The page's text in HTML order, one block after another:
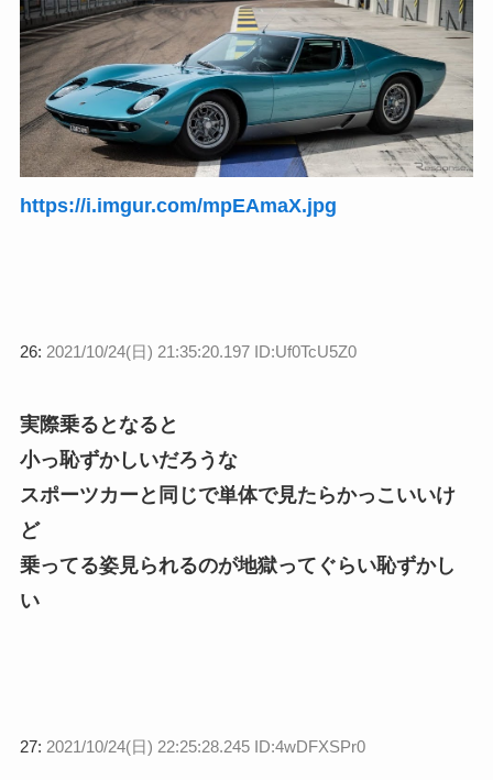
https://i.imgur.com/mpEAmaX.jpg
26: 2021/10/24(日) 21:35:20.197 ID:Uf0TcU5Z0
実際乗るとなると
小っ恥ずかしいだろうな
スポーツカーと同じで単体で見たらかっこいいけ
ど
乗ってる姿見られるのが地獄ってぐらい恥ずかし
い
27: 2021/10/24(日) 22:25:28.245 ID:4wDFXSPr0